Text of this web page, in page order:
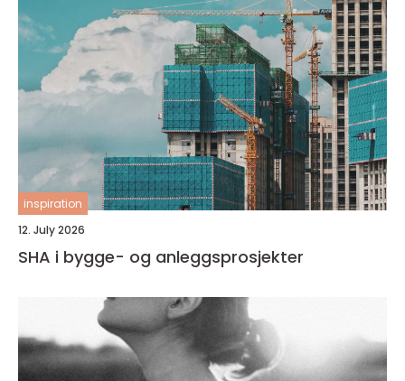
inspiration
12. July 2026
SHA i bygge- og anleggsprosjekter